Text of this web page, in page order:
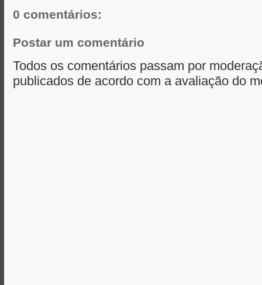
0 comentários:
Postar um comentário
Todos os comentários passam por
publicados de acordo com a avaliação do